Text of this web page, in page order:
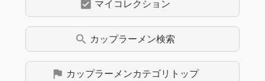
assignment_turned_in マイコレクション
search カップラーメン検索
flag カップラーメンカテゴリトップ